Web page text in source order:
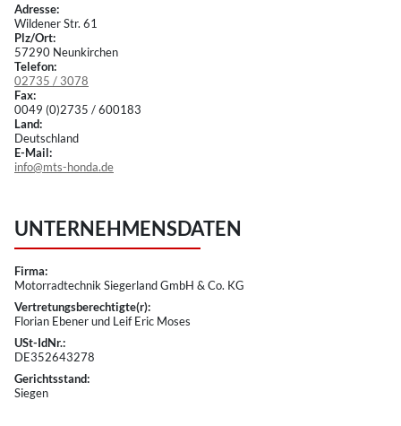
Adresse:
Wildener Str. 61
Plz/Ort:
57290 Neunkirchen
Telefon:
02735 / 3078
Fax:
0049 (0)2735 / 600183
Land:
Deutschland
E-Mail:
info@mts-honda.de
UNTERNEHMENSDATEN
Firma:
Motorradtechnik Siegerland GmbH & Co. KG
Vertretungsberechtigte(r):
Florian Ebener und Leif Eric Moses
USt-IdNr.:
DE352643278
Gerichtsstand:
Siegen